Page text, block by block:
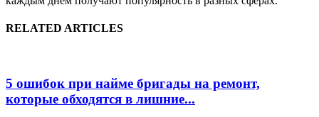
RELATED ARTICLES
5 ошибок при найме бригады на ремонт,
которые обходятся в лишние...